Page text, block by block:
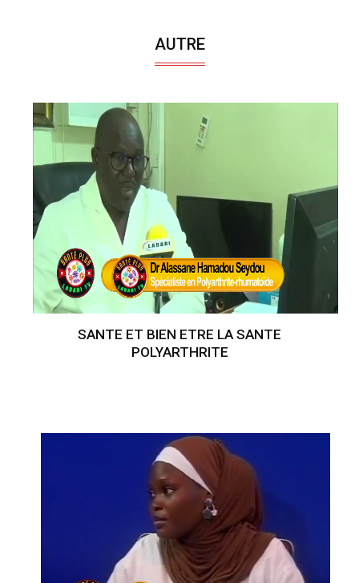
AUTRE
SANTE ET BIEN ETRE LA SANTE
POLYARTHRITE